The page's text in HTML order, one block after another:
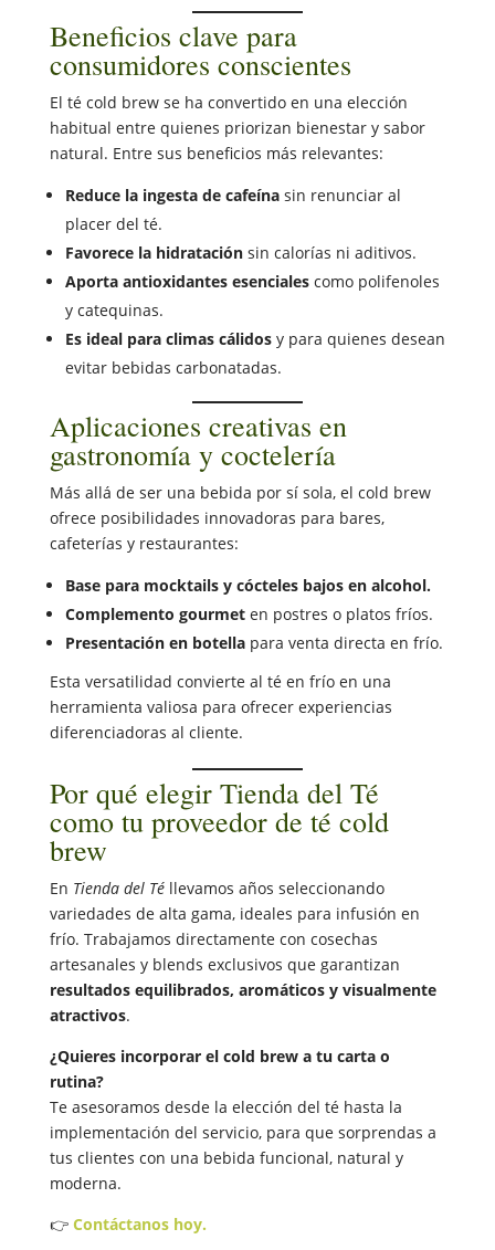
Beneficios clave para
consumidores conscientes
El té cold brew se ha convertido en una elección
habitual entre quienes priorizan bienestar y sabor
natural. Entre sus beneficios más relevantes:
Reduce la ingesta de cafeínasin renunciar al
placer del té.
Favorece la hidrataciónsin calorías ni aditivos.
Aporta antioxidantes esencialescomo polifenoles
y catequinas.
Es ideal para climas cálidosy para quienes desean
evitar bebidas carbonatadas.
Aplicaciones creativas en
gastronomía y coctelería
Más allá de ser una bebida por sí sola, el cold brew
ofrece posibilidades innovadoras para bares,
cafeterías y restaurantes:
Base para mocktails y cócteles bajos en alcohol.
Complemento gourmeten postres o platos fríos.
Presentación en botellapara venta directa en frío.
Esta versatilidad convierte al té en frío en una
herramienta valiosa para ofrecer experiencias
diferenciadoras al cliente.
Por qué elegir Tienda del Té
como tu proveedor de té cold
brew
En Tienda del Téllevamos años seleccionando
variedades de alta gama, ideales para infusión en
frío. Trabajamos directamente con cosechas
artesanales y blends exclusivos que garantizan
resultados equilibrados, aromáticos y visualmente
atractivos.
¿Quieres incorporar el cold brew a tu carta o
rutina?
Te asesoramos desde la elección del té hasta la
implementación del servicio, para que sorprendas a
tus clientes con una bebida funcional, natural y
moderna.
👉 Contáctanos hoy.